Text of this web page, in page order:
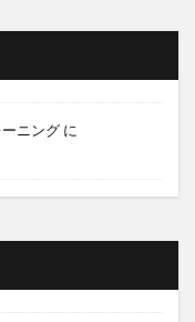
ニング に